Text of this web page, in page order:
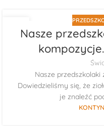
29
Nasze
Nasze przedszkolaki
Dowiedzieliśmy się, że
je znaleźć